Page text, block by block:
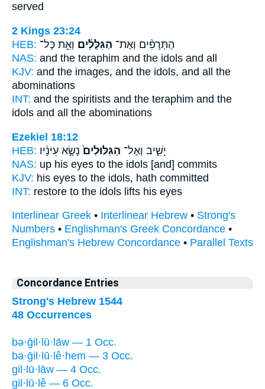
served
2 Kings 23:24
HEB:
הַתְּרָפִ֨ים וְאֶת־ הַגִּלֻּלִ֜ים וְאֵ֣ת כָּל־
NAS: and the teraphim and the idols and all
KJV: and the images, and the idols, and all the
abominations
INT: and the spiritists and the teraphim and the
idols and all the abominations
Ezekiel 18:12
HEB:
יָשִׁ֑יב וְאֶל־ הַגִּלּוּלִים֙ נָשָׂ֣א עֵינָ֔יו
NAS: up his eyes to the idols [and] commits
KJV: his eyes to the idols, hath committed
INT: restore to the idols lifts his eyes
Interlinear Greek • Interlinear Hebrew • Strong's
Numbers • Englishman's Greek Concordance •
Englishman's Hebrew Concordance • Parallel Texts
Concordance Entries
Strong's Hebrew 1544
48 Occurrences
bə·ḡil·lū·lāw — 1 Occ.
bə·ḡil·lū·lê·hem — 3 Occ.
gil·lū·lāw — 4 Occ.
gil·lū·lê — 6 Occ.